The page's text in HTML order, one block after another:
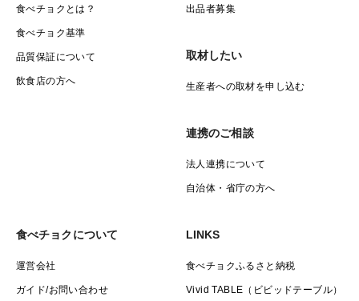
食べチョクとは？
食べチョク基準
品質保証について
飲食店の方へ
出品者募集
取材したい
生産者への取材を申し込む
連携のご相談
法人連携について
自治体・省庁の方へ
食べチョクについて
運営会社
ガイド/お問い合わせ
LINKS
食べチョクふるさと納税
Vivid TABLE（ビビッドテーブル）